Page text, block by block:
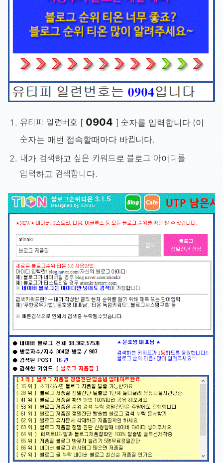
유티피 일련버호 [ 0904 ] 숫자를 입력합니다 (이
숫자는 매번 접속할때마다 바뀝니다.
내가 검색하고 싶은 키워드로 블로그 아이디를
입력하고 검색합니다.